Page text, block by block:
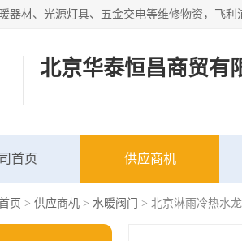
北京华泰恒昌商贸有
首页 供应商机
页 > 供应商机 > 水暖阀门 > 北京淋雨冷热水